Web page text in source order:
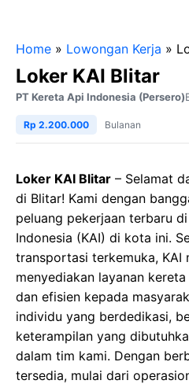
Home » Lowongan Kerja »
Loker KAI Blitar
PT Kereta Api Indonesia (Persero)
Rp 2.200.000 Bulanan
Loker KAI Blitar – Selamat
di Blitar! Kami dengan
peluang pekerjaan terbaru
Indonesia (KAI) di kota ini.
transportasi terkemuka, KAI
menyediakan layanan
dan efisien kepada
individu yang berdedikasi,
keterampilan yang
dalam tim kami. Dengan
tersedia, mulai dari